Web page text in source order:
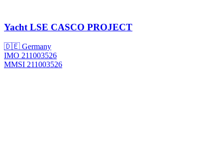
YachtLSE CASCO PROJECT
🇩🇪 Germany
IMO 211003526
MMSI 211003526